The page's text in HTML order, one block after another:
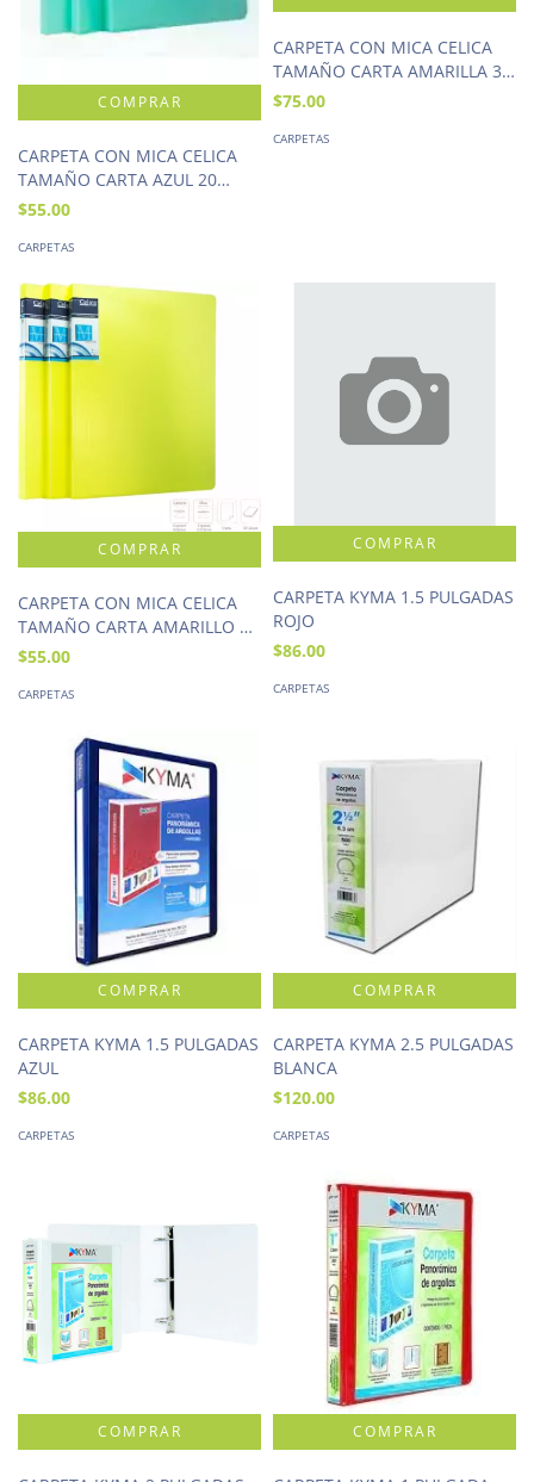
CARPETA CON MICA CELICA
TAMAÑO CARTA AZUL 20
HOJAS
$55.00
CARPETAS
CARPETA CON MICA CELICA
TAMAÑO CARTA AMARILLA 30
HOJAS
$75.00
CARPETAS
CARPETA CON MICA CELICA
TAMAÑO CARTA AMARILLO 20
HOJAS
$55.00
CARPETAS
CARPETA KYMA 1.5 PULGADAS
ROJO
$86.00
CARPETAS
CARPETA KYMA 1.5 PULGADAS
AZUL
$86.00
CARPETAS
CARPETA KYMA 2.5 PULGADAS
BLANCA
$120.00
CARPETAS